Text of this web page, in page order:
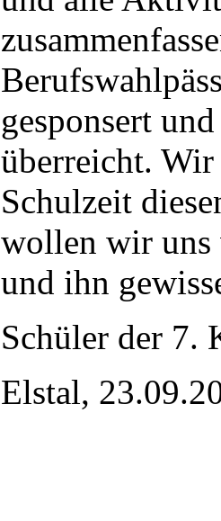
gesponsert
überreicht. Wir
Schulzeit
wollen wir uns
und ihn
Schüler der 7.
Elstal,